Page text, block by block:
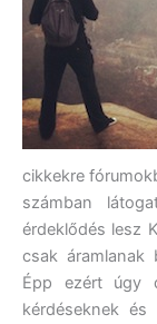
cikkekre
számban
érdeklődés lesz
csak áramlanak
Épp ezért úgy
kérdéseknek